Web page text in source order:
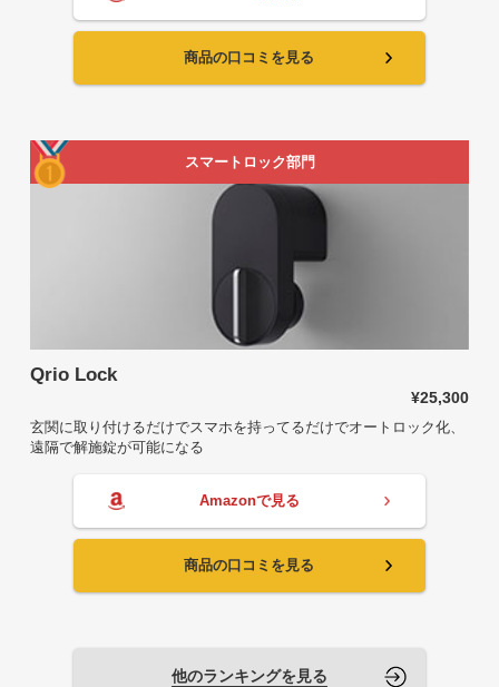
商品の口コミを見る
スマートロック部門
Qrio Lock
¥25,300
玄関に取り付けるだけでスマホを持ってるだけでオートロック化、
遠隔で解施錠が可能になる
Amazonで見る
商品の口コミを見る
他のランキングを見る